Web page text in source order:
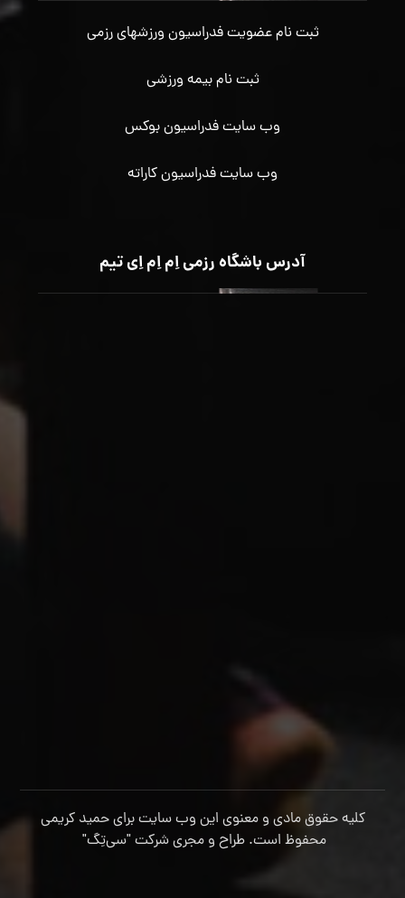
ثبت نام عضویت فدراسیون ورزشهای رزمی
ثبت نام بیمه ورزشی
وب سایت فدراسیون بوکس
وب سایت فدراسیون کاراته
آدرس باشگاه رزمی اِم اِم اِی تیم
کلیه حقوق مادی و معنوی این وب سایت برای حمید کریمی
محفوظ است. طراح و مجری شرکت"سی‌تِگ"